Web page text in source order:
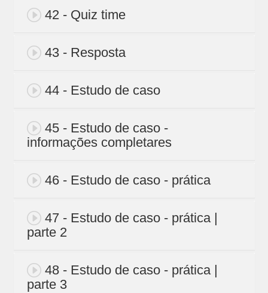
42 - Quiz time
43 - Resposta
44 - Estudo de caso
45 - Estudo de caso -
informações completares
46 - Estudo de caso - prática
47 - Estudo de caso - prática |
parte 2
48 - Estudo de caso - prática |
parte 3